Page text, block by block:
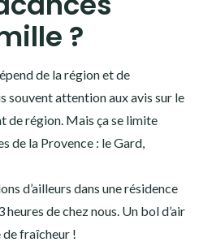
?
de la région et de
souvent attention aux avis sur le
de région. Mais ça se limite
de la Provence : le Gard,
d’ailleurs dans une résidence
de chez nous. Un bol d’air
de fraîcheur !